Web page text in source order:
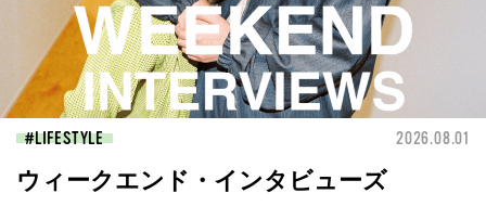
LIFESTYLE 2026.08.01
ウィークエンド・インタビューズ